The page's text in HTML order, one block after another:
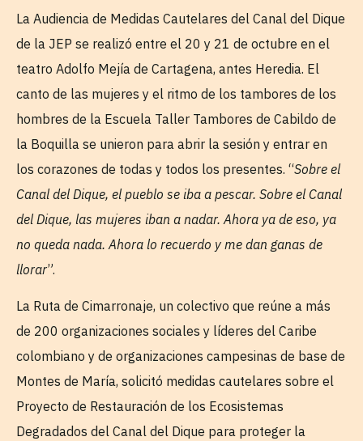
La Audiencia de Medidas Cautelares del Canal del Dique
de la JEP se realizó entre el 20 y 21 de octubre en el
teatro Adolfo Mejía de Cartagena, antes Heredia. El
canto de las mujeres y el ritmo de los tambores de los
hombres de la Escuela Taller Tambores de Cabildo de
la Boquilla se unieron para abrir la sesión y entrar en
los corazones de todas y todos los presentes. “Sobre el
Canal del Dique, el pueblo se iba a pescar. Sobre el Canal
del Dique, las mujeres iban a nadar. Ahora ya de eso, ya
no queda nada. Ahora lo recuerdo y me dan ganas de
llorar”.
La Ruta de Cimarronaje, un colectivo que reúne a más
de 200 organizaciones sociales y líderes del Caribe
colombiano y de organizaciones campesinas de base de
Montes de María, solicitó medidas cautelares sobre el
Proyecto de Restauración de los Ecosistemas
Degradados del Canal del Dique para proteger la